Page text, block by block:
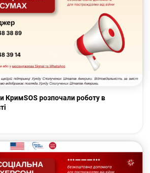
КримSOS розпочали роботу в